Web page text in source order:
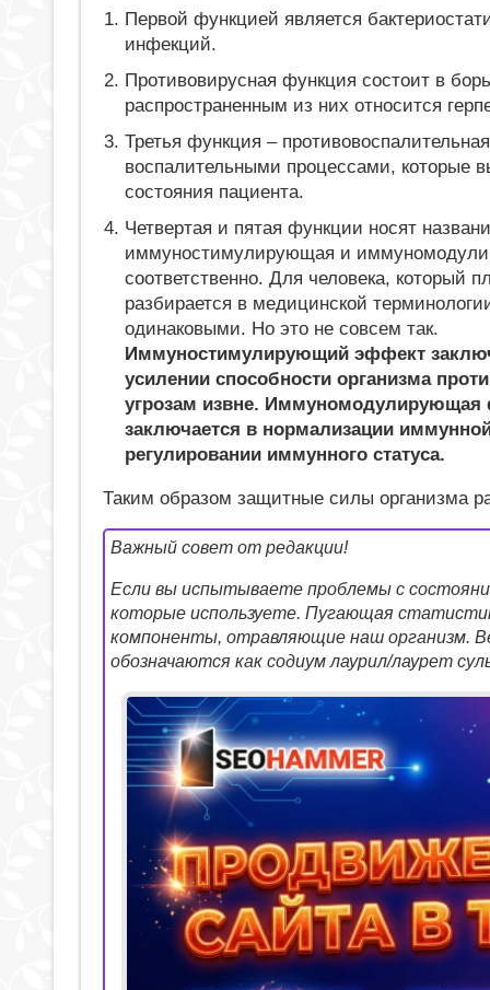
Первой функцией является
инфекций.
Противовирусная функция состоит в
распространенным из них относится
Третья функция –
воспалительными процессами, которые
состояния пациента.
Четвертая и пятая функции носят
иммуностимулирующая и
соответственно. Для человека, который
разбирается в медицинской
одинаковыми. Но это не совсем так.
Иммуностимулирующий эффект
усилении способности организма
угрозам извне. Иммуномодулирующая
заключается в нормализации
регулировании иммунного статуса.
Таким образом защитные силы организма
Важный совет от редакции!
Если вы испытываете проблемы с
которые используете. Пугающая
компоненты, отравляющие наш организм.
обозначаются как содиум лаурил/лаурет